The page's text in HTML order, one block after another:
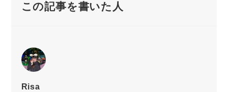
この記事を書いた人
Risa